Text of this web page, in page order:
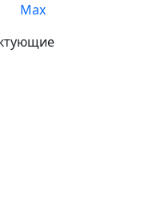
Мах